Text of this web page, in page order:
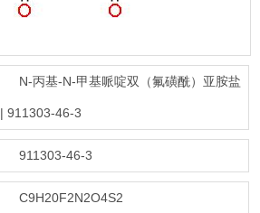
N-丙基-N-甲基哌啶双（氟磺酰）亚胺盐
| 911303-46-3
911303-46-3
C9H20F2N2O4S2